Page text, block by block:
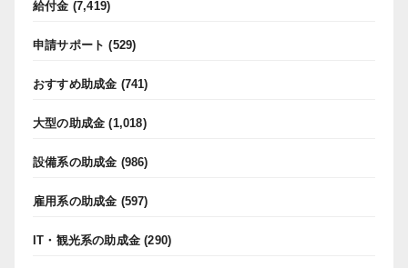
給付金 (7,419)
申請サポート (529)
おすすめ助成金 (741)
大型の助成金 (1,018)
設備系の助成金 (986)
雇用系の助成金 (597)
IT・観光系の助成金 (290)